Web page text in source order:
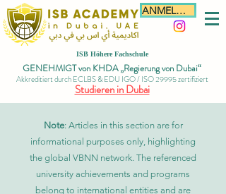
ANMELDEN
ISB Höhere Fachschule
GENEHMIGT von KHDA „Regierung von Dubai“
Akkreditiert durch ECLBS & EDU IGO / ISO 29995 zertifiziert
Studieren in Dubai
Note: Articles in this section are for
informational purposes only, highlighting
the global VBNN network. The referenced
university achievements and programs
belong to international entities and are